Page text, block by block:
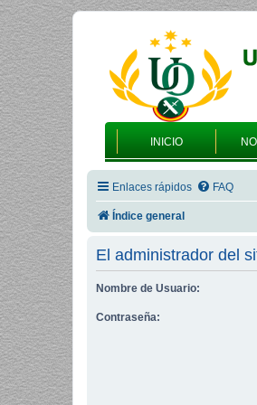
INICIO
Enlaces rápidos FAQ
Índice general
El administrador del
Nombre de Usuario:
Contraseña: